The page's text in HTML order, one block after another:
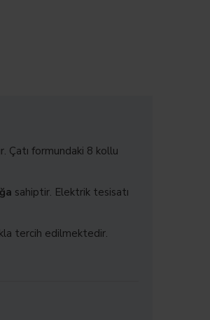
Çatı formundaki 8 kollu
sahiptir. Elektrik tesisatı
tercih edilmektedir.